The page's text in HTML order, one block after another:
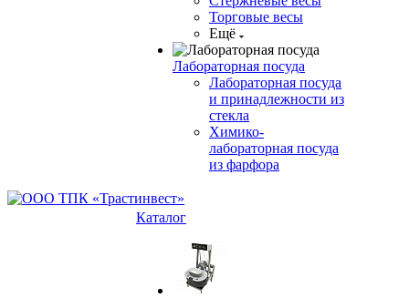
Торговые весы
Ещё
Лабораторная посуда
Лабораторная посуда
и принадлежности из
стекла
Химико-
лабораторная посуда
из фарфора
Каталог